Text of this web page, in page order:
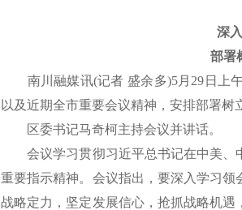
深
部署
南川融媒讯(记者 盛余多)5月29日上午
以及近期全市重要会议精神，安排部署树
区委书记马奇柯主持会议并讲话。
会议学习贯彻习近平总书记在中美、
重要指示精神。会议指出，要深入学习
战略定力，坚定发展信心，抢抓战略机